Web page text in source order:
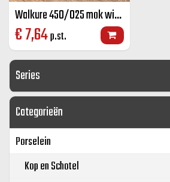
Series
Categorieën
Porselein
Kop en Schotel
Walkure 450/025 mok wit 25 cl
€7,64p.st.